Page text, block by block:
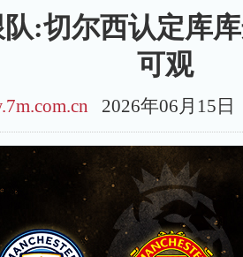
:切尔西认定库
可观
2026年06月15